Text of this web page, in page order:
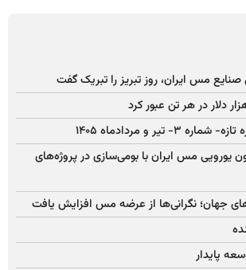
مس ایران، روز تبریز را تبریک گفت
و مردادماه ۱۴۰۵
۱۲۵ میلیون یورویی مس ایران با بومی‌سازی در پروژه‌های
جهان؛ نگرانی‌ها از عرضه مس افزایش یافت
پایدار